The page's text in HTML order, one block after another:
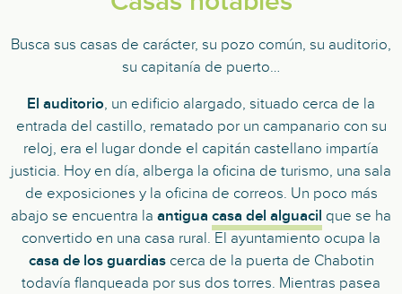
Busca sus casas de carácter, su pozo común, su auditorio,
su capitanía de puerto…
El auditorio, un edificio alargado, situado cerca de la
entrada del castillo, rematado por un campanario con su
reloj, era el lugar donde el capitán castellano impartía
justicia. Hoy en día, alberga la oficina de turismo, una sala
de exposiciones y la oficina de correos. Un poco más
abajo se encuentra la antigua casa del alguacil que se ha
convertido en una casa rural. El ayuntamiento ocupa la
casa de los guardiascerca de la puerta de Chabotin
todavía flanqueada por sus dos torres. Mientras pasea